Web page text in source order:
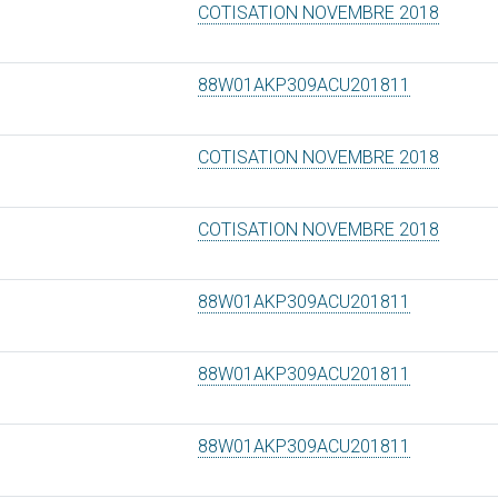
COTISATION NOVEMBRE 2018
88W01AKP309ACU201811
COTISATION NOVEMBRE 2018
COTISATION NOVEMBRE 2018
88W01AKP309ACU201811
88W01AKP309ACU201811
88W01AKP309ACU201811